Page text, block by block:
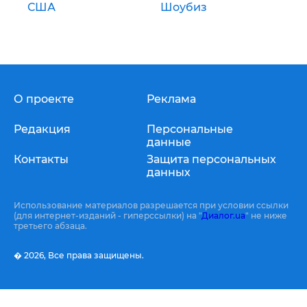
США Шоубиз
О проекте
Редакция
Контакты
Реклама
Персональные
данные
Защита персональных
данных
Использование материалов разрешается при условии ссылки
(для интернет-изданий - гиперссылки) на "Диалог.ua" не ниже
третьего абзаца.
� 2026, Все права защищены.